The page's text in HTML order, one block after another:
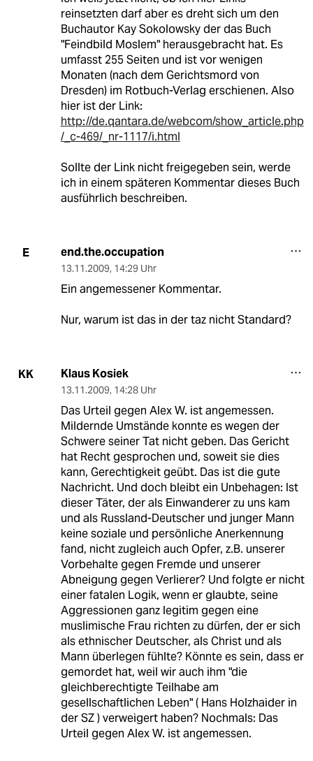
reinsetzten darf aber es dreht sich um den
Buchautor Kay Sokolowsky der das Buch
"Feindbild Moslem" herausgebracht hat. Es
umfasst 255 Seiten und ist vor wenigen
Monaten (nach dem Gerichtsmord von
Dresden) im Rotbuch-Verlag erschienen. Also
hier ist der Link:
http://de.qantara.de/webcom/show_article.php
/_c-469/_nr-1117/i.html
Sollte der Link nicht freigegeben sein, werde
ich in einem späteren Kommentar dieses Buch
ausführlich beschreiben.
E end.the.occupation
13.11.2009, 14:29 Uhr
Ein angemessener Kommentar.
Nur, warum ist das in der taz nicht Standard?
KK Klaus Kosiek
13.11.2009, 14:28 Uhr
Das Urteil gegen Alex W. ist angemessen.
Mildernde Umstände konnte es wegen der
Schwere seiner Tat nicht geben. Das Gericht
hat Recht gesprochen und, soweit sie dies
kann, Gerechtigkeit geübt. Das ist die gute
Nachricht. Und doch bleibt ein Unbehagen: Ist
dieser Täter, der als Einwanderer zu uns kam
und als Russland-Deutscher und junger Mann
keine soziale und persönliche Anerkennung
fand, nicht zugleich auch Opfer, z.B. unserer
Vorbehalte gegen Fremde und unserer
Abneigung gegen Verlierer? Und folgte er nicht
einer fatalen Logik, wenn er glaubte, seine
Aggressionen ganz legitim gegen eine
muslimische Frau richten zu dürfen, der er sich
als ethnischer Deutscher, als Christ und als
Mann überlegen fühlte? Könnte es sein, dass er
gemordet hat, weil wir auch ihm "die
gleichberechtigte Teilhabe am
gesellschaftlichen Leben" ( Hans Holzhaider in
der SZ ) verweigert haben? Nochmals: Das
Urteil gegen Alex W. ist angemessen.